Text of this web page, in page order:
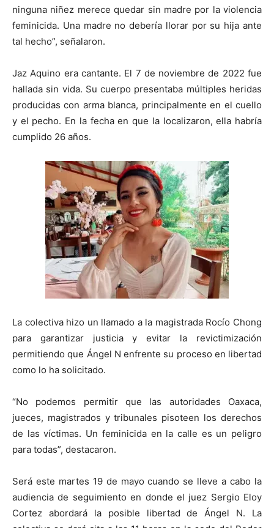
ninguna niñez merece quedar sin madre por la violencia
feminicida. Una madre no debería llorar por su hija ante
tal hecho”, señalaron.
Jaz Aquino era cantante. El 7 de noviembre de 2022 fue
hallada sin vida. Su cuerpo presentaba múltiples heridas
producidas con arma blanca, principalmente en el cuello
y el pecho. En la fecha en que la localizaron, ella habría
cumplido 26 años.
La colectiva hizo un llamado a la magistrada Rocío Chong
para garantizar justicia y evitar la revictimización
permitiendo que Ángel N enfrente su proceso en libertad
como lo ha solicitado.
“No podemos permitir que las autoridades Oaxaca,
jueces, magistrados y tribunales pisoteen los derechos
de las víctimas. Un feminicida en la calle es un peligro
para todas”, destacaron.
Será este martes 19 de mayo cuando se lleve a cabo la
audiencia de seguimiento en donde el juez Sergio Eloy
Cortez abordará la posible libertad de Ángel N. La